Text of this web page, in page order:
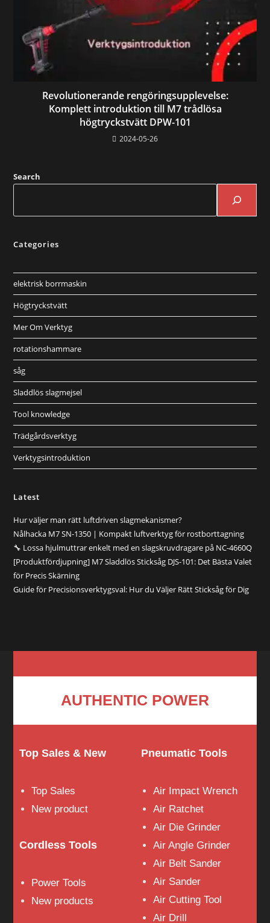
Revolutionerande rengöringsupplevelse:
Komplett introduktion till M7 trådlösa
högtryckstvätt DPW-101
2024-05-26
Search
Categories
elektrisk borrmaskin
Högtryckstvätt
Mer Om Verktyg
rotationshammare
såg
Sladdlös slagmejsel
Tool knowledge
Trädgårdsverktyg
Verktygsintroduktion
Latest
Hur väljer man rätt luftdriven slagmekanismer?
Nålhacka M7 SN-1350 | Kompakt luftverktyg för rostborttagning
🔧 Lossa hjulmuttrar enkelt med en slagskruvdragare på NC-4660Q
[Produktfördjupning] M7 Sladdlös Sticksåg DJS-101: Det Bästa Valet
för Precis Skärning
Guide för Precisionsverktygsval: Hur du Väljer Rätt Sticksåg för Dig
AUTHENTIC POWER
Top Sales & New
Top Sales
New product
Cordless Tools
Power Tools
New products
Pneumatic Tools
Air Impact Wrench
Air Ratchet
Air Die Grinder
Air Angle Grinder
Air Belt Sander
Air Sander
Air Cutting Tool
Air Drill